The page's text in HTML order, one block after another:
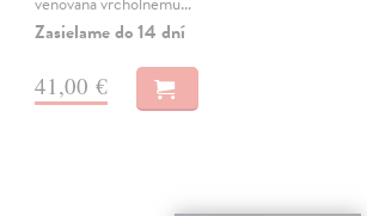
Zasielame do 14 dní
41,00 €